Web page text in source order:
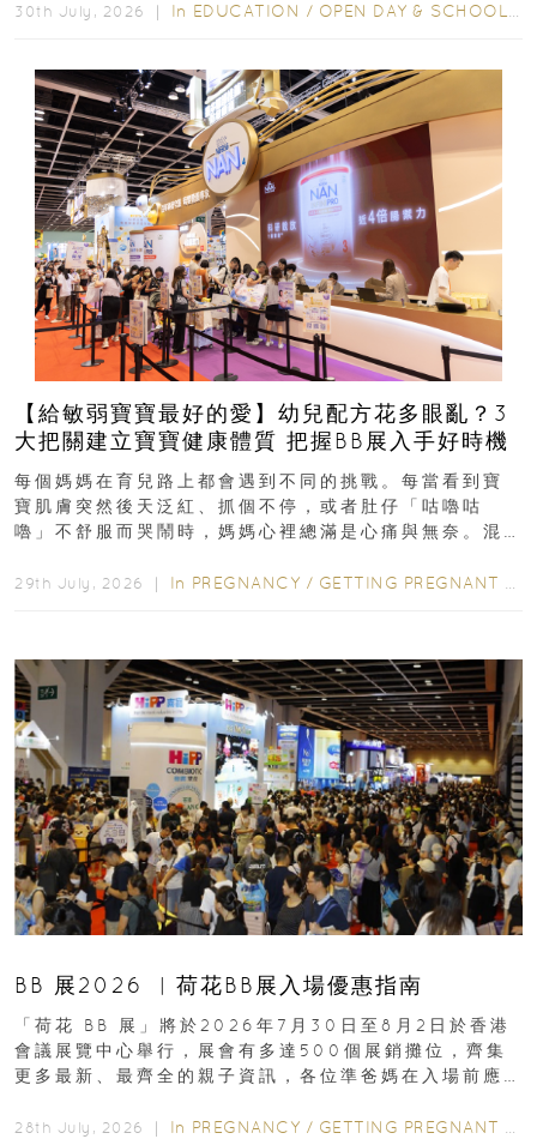
30th July, 2026 ｜ In EDUCATION / OPEN DAY & SCHOOL EVENTS
【給敏弱寶寶最好的愛】幼兒配方花多眼亂？3
大把關建立寶寶健康體質 把握BB展入手好時機
每個媽媽在育兒路上都會遇到不同的挑戰。每當看到寶
寶肌膚突然後天泛紅、抓個不停，或者肚仔「咕嚕咕
嚕」不舒服而哭鬧時，媽媽心裡總滿是心痛與無奈。混
29th July, 2026 ｜ In PREGNANCY / GETTING PREGNANT
BB 展2026 ︳荷花BB展入場優惠指南
「荷花 BB 展」將於2026年7月30日至8月2日於香港
會議展覽中心舉行，展會有多達500個展銷攤位，齊集
更多最新、最齊全的親子資訊，各位準爸媽在入場前應
28th July, 2026 ｜ In PREGNANCY / GETTING PREGNANT